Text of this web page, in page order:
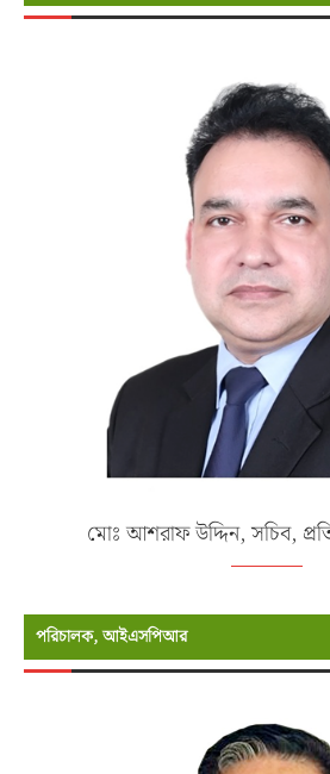
মোঃ আশরাফ উদ্দিন, সচিব,
পরিচালক, আইএসপিআর